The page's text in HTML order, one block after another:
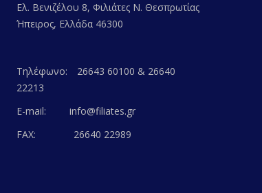
Ελ. Βενιζέλου 8, Φιλιάτες Ν. Θεσπρωτίας
Ήπειρος, Ελλάδα 46300
Τηλέφωνο:
26643 60100 & 26640
22213
E-mail:
info@filiates.gr
FAX:
26640 22989